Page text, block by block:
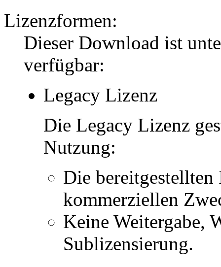
Lizenzformen:
Dieser Download ist
verfügbar:
Legacy Lizenz
Die Legacy Lizenz
Nutzung:
Die
kommerziellen
Keine Weitergabe,
Sublizensierung.